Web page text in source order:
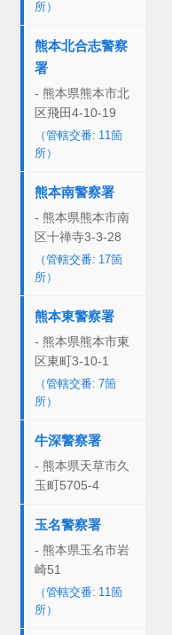
所）
熊本北合志警察
署
- 熊本県熊本市北
区飛田4-10-19
（管轄交番: 11箇
所）
熊本南警察署
- 熊本県熊本市南
区十禅寺3-3-28
（管轄交番: 17箇
所）
熊本東警察署
- 熊本県熊本市東
区東町3-10-1
（管轄交番: 7箇
所）
牛深警察署
- 熊本県天草市久
玉町5705-4
玉名警察署
- 熊本県玉名市岩
崎51
（管轄交番: 11箇
所）